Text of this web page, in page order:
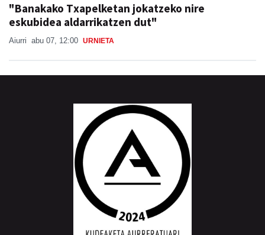
"Banakako Txapelketan jokatzeko nire
eskubidea aldarrikatzen dut"
Aiurri abu 07, 12:00 URNIETA